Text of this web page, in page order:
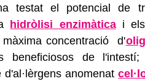
testat el potencial de
hidròlisi enzimàticai els
concentració d'
beneficiosos de
anomenat